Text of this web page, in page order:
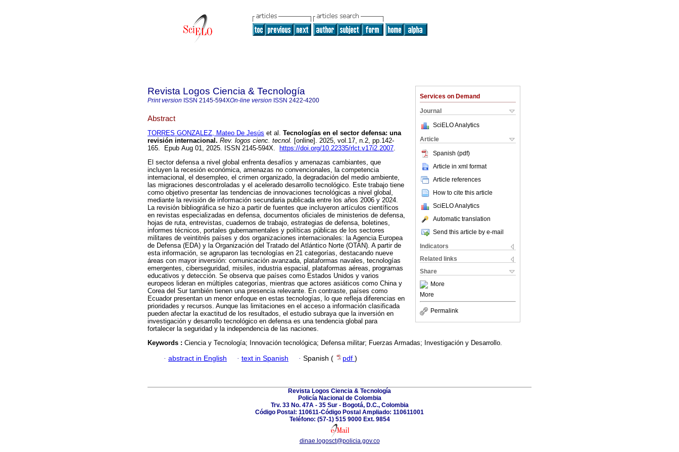
Services on Demand
Journal
SciELO Analytics
Article
Spanish (pdf)
Article in xml format
Article references
How to cite this article
SciELO Analytics
Automatic translation
Send this article by e-mail
Indicators
Related links
Share
More
More
Permalink
Revista Logos Ciencia & Tecnología
Print version ISSN 2145-594XOn-line version ISSN 2422-4200
Abstract
TORRES GONZALEZ, Mateo De Jesús et al. Tecnologías en el sector defensa: una
revisión internacional. Rev. logos cienc. tecnol. [online]. 2025, vol.17, n.2, pp.142-
165. Epub Aug 01, 2025. ISSN 2145-594X.
https://doi.org/10.22335/rlct.v17i2.2007.
El sector defensa a nivel global enfrenta desafíos y amenazas cambiantes, que
incluyen la recesión económica, amenazas no convencionales, la competencia
internacional, el desempleo, el crimen organizado, la degradación del medio ambiente,
las migraciones descontroladas y el acelerado desarrollo tecnológico. Este trabajo tiene
como objetivo presentar las tendencias de innovaciones tecnológicas a nivel global,
mediante la revisión de información secundaria publicada entre los años 2006 y 2024.
La revisión bibliográfica se hizo a partir de fuentes que incluyeron artículos científicos
en revistas especializadas en defensa, documentos oficiales de ministerios de defensa,
hojas de ruta, entrevistas, cuadernos de trabajo, estrategias de defensa, boletines,
informes técnicos, portales gubernamentales y políticas públicas de los sectores
militares de veintitrés países y dos organizaciones internacionales: la Agencia Europea
de Defensa (EDA) y la Organización del Tratado del Atlántico Norte (OTAN). A partir de
esta información, se agruparon las tecnologías en 21 categorías, destacando nueve
áreas con mayor inversión: comunicación avanzada, plataformas navales, tecnologías
emergentes, ciberseguridad, misiles, industria espacial, plataformas aéreas, programas
educativos y detección. Se observa que países como Estados Unidos y varios
europeos lideran en múltiples categorías, mientras que actores asiáticos como China y
Corea del Sur también tienen una presencia relevante. En contraste, países como
Ecuador presentan un menor enfoque en estas tecnologías, lo que refleja diferencias en
prioridades y recursos. Aunque las limitaciones en el acceso a información clasificada
pueden afectar la exactitud de los resultados, el estudio subraya que la inversión en
investigación y desarrollo tecnológico en defensa es una tendencia global para
fortalecer la seguridad y la independencia de las naciones.
Keywords : Ciencia y Tecnología; Innovación tecnológica; Defensa militar; Fuerzas Armadas; Investigación y Desarrollo.
· abstract in English · text in Spanish · Spanish ( pdf )
Revista Logos Ciencia & Tecnología
Policía Nacional de Colombia
Trv. 33 No. 47A - 35 Sur - Bogotá, D.C., Colombia
Código Postal: 110611-Código Postal Ampliado: 110611001
Teléfono: (57-1) 515 9000 Ext. 9854
dinae.logosct@policia.gov.co